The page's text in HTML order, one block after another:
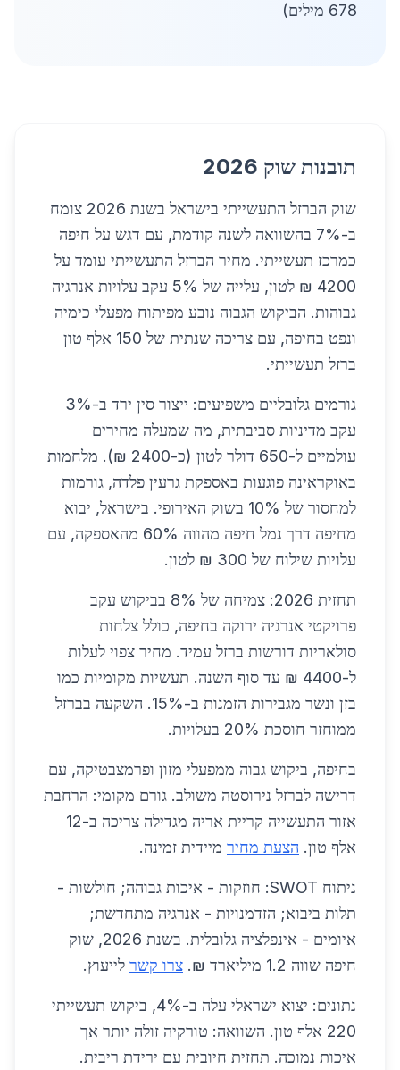
678 מילים)
תובנות שוק 2026
שוק הברזל התעשייתי בישראל בשנת 2026 צומח
ב-7% בהשוואה לשנה קודמת, עם דגש על חיפה
כמרכז תעשייתי. מחיר הברזל התעשייתי עומד על
4200 ₪ לטון, עלייה של 5% עקב עלויות אנרגיה
גבוהות. הביקוש הגבוה נובע מפיתוח מפעלי כימיה
ונפט בחיפה, עם צריכה שנתית של 150 אלף טון
ברזל תעשייתי.
גורמים גלובליים משפיעים: ייצור סין ירד ב-3%
עקב מדיניות סביבתית, מה שמעלה מחירים
עולמיים ל-650 דולר לטון (כ-2400 ₪). מלחמות
באוקראינה פוגעות באספקת גרעין פלדה, גורמות
למחסור של 10% בשוק האירופי. בישראל, יבוא
מחיפה דרך נמל חיפה מהווה 60% מהאספקה, עם
עלויות שילוח של 300 ₪ לטון.
תחזית 2026: צמיחה של 8% בביקוש עקב
פרויקטי אנרגיה ירוקה בחיפה, כולל צלחות
סולאריות דורשות ברזל עמיד. מחיר צפוי לעלות
ל-4400 ₪ עד סוף השנה. תעשיות מקומיות כמו
בזן ונשר מגבירות הזמנות ב-15%. השקעה בברזל
ממוחזר חוסכת 20% בעלויות.
בחיפה, ביקוש גבוה ממפעלי מזון ופרמצבטיקה, עם
דרישה לברזל נירוסטה משולב. גורם מקומי: הרחבת
אזור התעשייה קריית אריה מגדילה צריכה ב-12
אלף טון. הצעת מחיר מיידית זמינה.
ניתוח SWOT: חוזקות - איכות גבוהה; חולשות -
תלות ביבוא; הזדמנויות - אנרגיה מתחדשת;
איומים - אינפלציה גלובלית. בשנת 2026, שוק
חיפה שווה 1.2 מיליארד ₪.
צרו קשר לייעוץ.
נתונים: יצוא ישראלי עלה ב-4%, ביקוש תעשייתי
220 אלף טון. השוואה: טורקיה זולה יותר אך
איכות נמוכה. תחזית חיובית עם ירידת ריבית.